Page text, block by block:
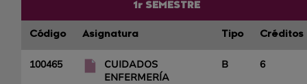
1r SEMESTRE
Código Asignatura Tipo Créditos
100465
CUIDADOS
ENFERMERÍA
B 6